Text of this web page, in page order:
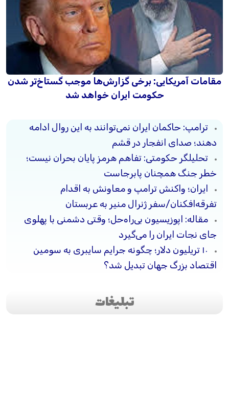
مقامات آمریکایی: برخی گزارش‌ها موجب گستاخ‌تر شدن
حکومت ایران خواهد شد
ترامپ: حاکمان ایران نمی‌توانند به این روال ادامه
دهند؛ صدای انفجار در قشم
تحلیلگر حکومتی: تفاهم هرمز پایان بحران نیست؛
خطر جنگ همچنان پابرجاست
ایران؛ واکنش ترامپ و معاونش به اقدام
تفرقه‌افکنان/سفر ژنرال منیر به عربستان
مقاله: اپوزیسیون بی‌راه‌حل؛ وقتی دشمنی با پهلوی
جای نجات ایران را می‌گیرد
۱۰ تریلیون دلار؛ چگونه جرایم سایبری به سومین
اقتصاد بزرگ جهان تبدیل شد؟
تبلیغات